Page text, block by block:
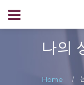
나의
Home